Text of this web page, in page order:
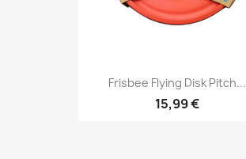
Frisbee Flying Disk Pitch...
15,99 €